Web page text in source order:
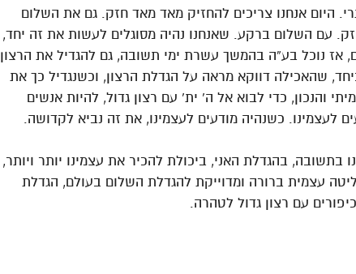
היום אנחנו צריכים להחזיק מאד מאד חזק. גם את השלום
עם השלום ברקע. שאנחנו נהיה מסוגלים לעשות את זה יחד,
אז נוכל בע”ה בהמשך עשרת ימי תשובה, גם להגדיל את הרצון
שהאכילה דווקא מראה על הגדלת הרצון, וכשנגדיל כך את
והנכון, כדי לבוא אל ה’ ית’ עם רצון גדול, להיות אנשים
לעצמינו. כשנהיה מודעים לעצמינו, את זה נביא לקדושה.
בהגדלת האני, ביכולת להכיר את עצמינו יותר ויותר,
עצמית ברורה ומדוייקת להגדלת השלום בעולם, הגדלת
עם רצון גדול לטהרה.